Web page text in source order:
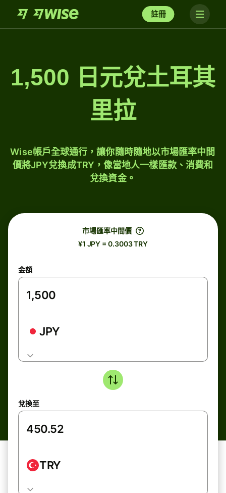
註冊
1,500 日元兌土耳其
里拉
Wise帳戶全球通行，讓你隨時隨地以市場匯率中間
價將JPY兌換成TRY，像當地人一樣匯款、消費和
兌換資金。
市場匯率中間價
¥1 JPY = 0.3003 TRY
金額
JPY
兌換至
TRY